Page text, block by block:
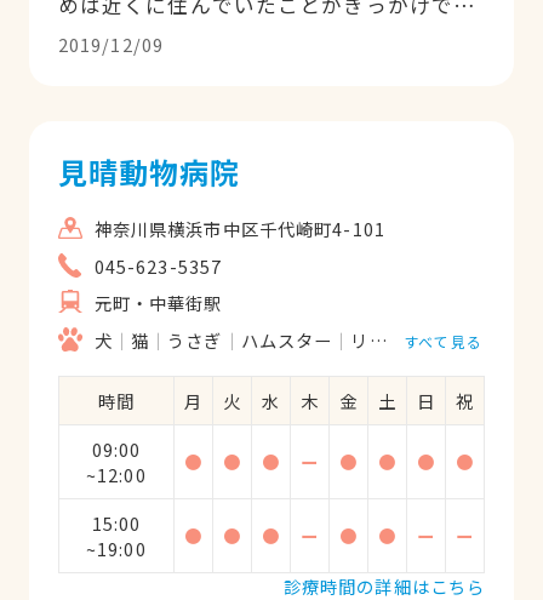
た。最初に飼ったチワワが9歳になった
頃、膵臓疾患で結局は亡くなってしまった
ださったり、にわかに信じられないような
ご対応に心から感服いたしました。現在も
チワワ2頭を飼っていますが、転居した今
でも何かあれば必ずこちらの病院のお世話
になっています。院長先生のインフォーム
ドコンセントについてですが、いつも治療
方法などに選択肢があればそのひとつひと
隠さず丁寧に説明してくださいます。こち
紹介状を書いていただいたこともありま
す。診療費も適正（安い？）だと思いま
す。依田院長先生のお人柄と的確な診断、
適切な処置、そして診療説明はとても安心
できますし、動物看護士の方のご対応もす
2019/12/09
見晴動物病院
神奈川県横浜市中区千代崎町4-101
045-623-5357
元町・中華街駅
犬
猫 うさぎ ハムスター リス 小鳥
すべて見る
時間 月 火 水 木 金 土 日
祝
09:00
~12:00
● ● ● ー ● ● ● ●
15:00
~19:00
● ● ● ー ● ● ー
ー
診療時間の詳細はこちら